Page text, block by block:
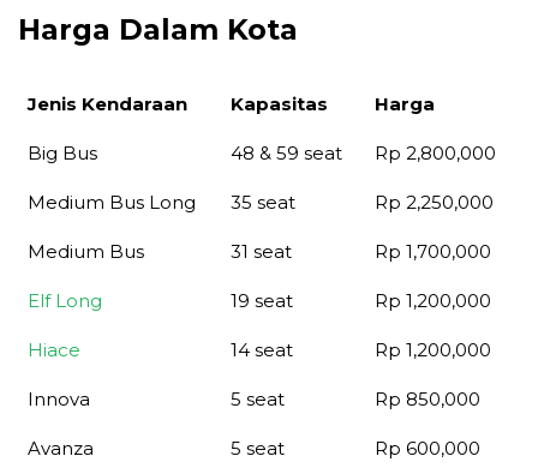
Harga Dalam Kota
Jenis Kendaraan Kapasitas
Harga
Jenis Kendaraan
Kapasitas Harga
Big Bus 48 & 59 seat Rp 2,800,000
Medium Bus Long 35 seat Rp 2,250,000
Medium Bus 31 seat Rp 1,700,000
Elf Long 19 seat Rp 1,200,000
Hiace 14 seat Rp 1,200,000
Innova 5 seat Rp 850,000
Avanza 5 seat Rp 600,000